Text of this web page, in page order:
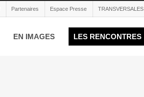
Partenaires Espace Presse TRANSVERSALES
EN IMAGES LES RENCONTRES